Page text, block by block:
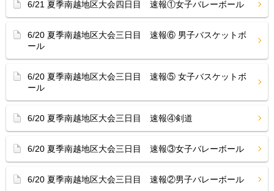
6/21 夏季南越地区大会四日目 速報①女子バレーボール
6/20 夏季南越地区大会三日目 速報⑥ 男子バスケットボ
ール
6/20 夏季南越地区大会三日目 速報⑤ 女子バスケットボ
ール
6/20 夏季南越地区大会三日目 速報④剣道
6/20 夏季南越地区大会三日目 速報③女子バレーボール
6/20 夏季南越地区大会三日目 速報②男子バレーボール